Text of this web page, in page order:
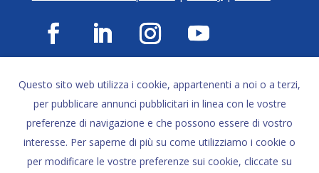
o
k
e
p k
Servizi: tel. 02 39263940 |Mail
Formazione: tel. 02 39263940 | Mail
Comunicazione: tel. 02 39263940 |Mail
Biblioteca Speciale: Mail
Questo sito web utilizza i cookie, appartenenti a noi o a terzi,
per pubblicare annunci pubblicitari in linea con le vostre
preferenze di navigazione e che possono essere di vostro
interesse. Per saperne di più su come utilizziamo i cookie o
per modificare le vostre preferenze sui cookie, cliccate su